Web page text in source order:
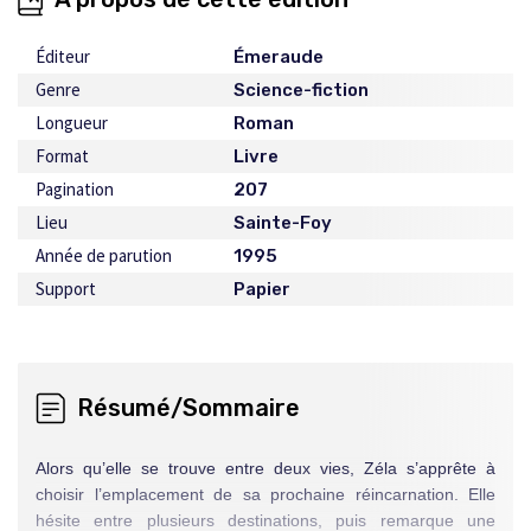
Éditeur Émeraude
Genre Science-fiction
Longueur Roman
Format Livre
Pagination 207
Lieu Sainte-Foy
Année de parution 1995
Support Papier
Résumé/Sommaire
Alors qu’elle se trouve entre deux vies, Zéla s’apprête à
choisir l’emplacement de sa prochaine réincarnation. Elle
hésite entre plusieurs destinations, puis remarque une